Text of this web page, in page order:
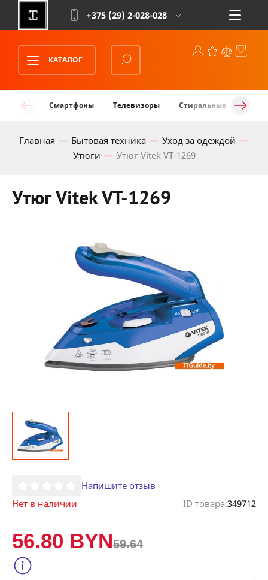
+375 (29) 2-028-028
КАТАЛОГ
Смартфоны Телевизоры Стиральные машины
Главная Бытовая техника
Уход за одеждой
Утюги
Утюг Vitek VT-1269
Утюг Vitek VT-1269
Напишите отзыв
Нет в наличии
ID товара:349712
56.80 BYN59.64